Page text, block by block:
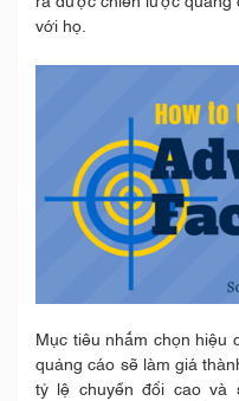
với họ.
Mục tiêu nhắm chọn hiệu
quảng cáo sẽ làm giá
tỷ lệ chuyển đổi cao và